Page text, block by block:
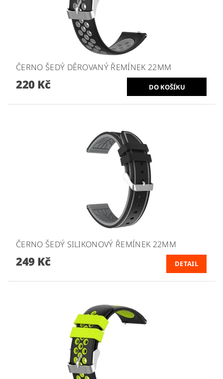
ČERNO ŠEDÝ DĚROVANÝ ŘEMÍNEK 22MM
220 Kč
ČERNO ŠEDÝ SILIKONOVÝ ŘEMÍNEK 22MM
249 Kč DETAIL